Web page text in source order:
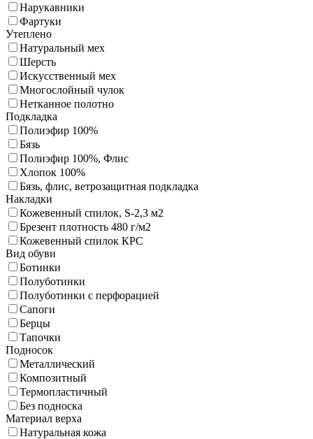
Нарукавники
Фартуки
Утеплено
Натуральный мех
Шерсть
Искусственный мех
Многослойный чулок
Нетканное полотно
Подкладка
Полиэфир 100%
Бязь
Полиэфир 100%, Флис
Хлопок 100%
Бязь, флис, ветрозащитная подкладка
Накладки
Кожевенный спилок, S-2,3 м2
Брезент плотность 480 г/м2
Кожевенный спилок КРС
Вид обуви
Ботинки
Полуботинки
Полуботинки с перфорацией
Сапоги
Берцы
Тапочки
Подносок
Металлический
Композитный
Термопластичный
Без подноска
Материал верха
Натуральная кожа